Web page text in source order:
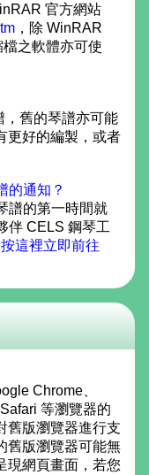
官方網站
，除 WinRAR
之軟體亦可使
，舊的琴譜亦可能
更好的編製，或者
的通知？
譜的第一時間就
伴 CELS 鋼琴工
按這裡立即前往
Chrome、
等瀏覽器的
舊版瀏覽器進行支
舊版瀏覽器可能無
現網頁畫面，若您